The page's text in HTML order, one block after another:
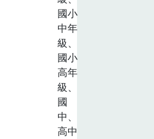
國小
中年
級、
國小
高年
級、
國
中、
高中